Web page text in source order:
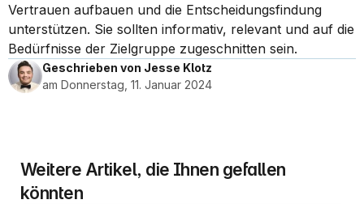
Vertrauen aufbauen und die Entscheidungsfindung
unterstützen. Sie sollten informativ, relevant und auf die
Bedürfnisse der Zielgruppe zugeschnitten sein.
Geschrieben von Jesse Klotz
am Donnerstag, 11. Januar 2024
Weitere Artikel, die Ihnen gefallen
könnten